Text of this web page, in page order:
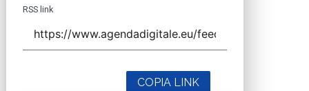
RSS link
COPIA LINK